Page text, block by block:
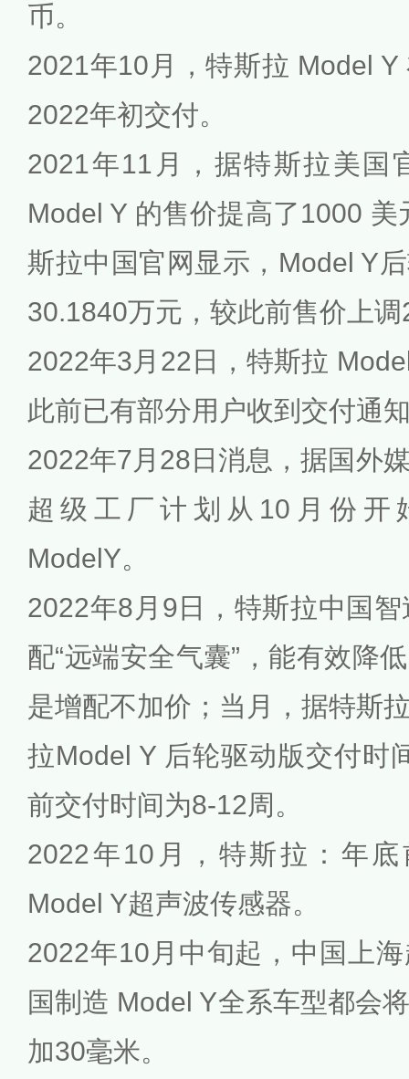
币。
2021年10月，特斯拉 Model
2022年初交付。
2021年11月，据特斯拉美国
Model Y 的售价提高了1000
斯拉中国官网显示，Model Y
30.1840万元，较此前售价上
2022年3月22日，特斯拉
此前已有部分用户收到交付通
2022年7月28日消息，据国外
超级工厂计划从10月份开
ModelY。
2022年8月9日，特斯拉中国
配“远端安全气囊”，能有效降
是增配不加价；当月， 据特斯
拉Model Y 后轮驱动版交付时
前交付时间为8-12周。
2022年10月，特斯拉：年
Model Y超声波传感器。
2022年10月中旬起，中国上
国制造 Model Y全系车型都会
加30毫米。